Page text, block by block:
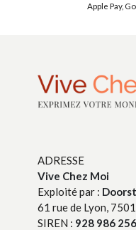
Apple Pay,
ADRESSE
Vive Chez Moi
Exploité par :
61 rue de Lyon,
SIREN : 928 986 256